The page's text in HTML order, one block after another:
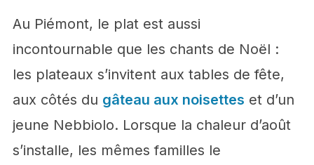
Au Piémont, le plat est aussi
incontournable que les chants de Noël :
les plateaux s’invitent aux tables de fête,
aux côtés du gâteau aux noisettes et d’un
jeune Nebbiolo. Lorsque la chaleur d’août
s’installe, les mêmes familles le